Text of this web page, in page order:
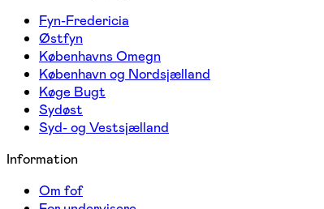
Fyn-Fredericia
Østfyn
Københavns Omegn
København og Nordsjælland
Køge Bugt
Sydøst
Syd- og Vestsjælland
Information
Om fof